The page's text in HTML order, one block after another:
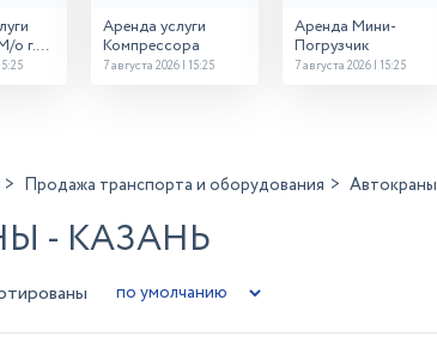
о г.
Аренда услуги
Компрессора
7 августа 2026 | 15:25
Аренда Мини-
Погрузчик
7 августа 2026 | 15:25
Продажа транспорта и оборудования Автокраны
- КАЗАНЬ